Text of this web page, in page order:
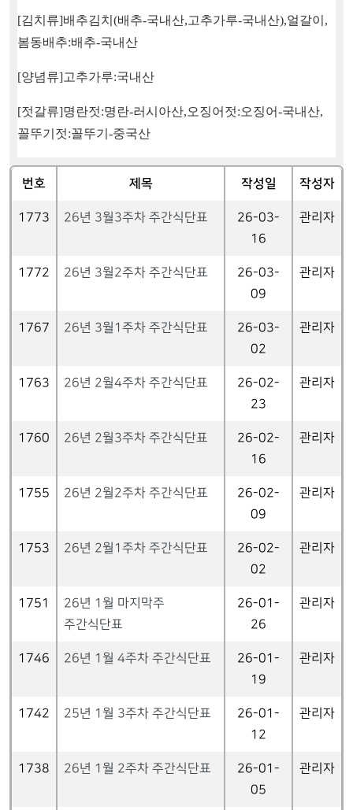
[김치류]배추김치 (배추-국내산,고추가루-국내산),얼갈이 ,
봄동배추:배추-국내산
[양념류]고추가루:국내산
[젓갈류]명란젓:명란-러시아산,오징어젓:오징어-국내산,
꼴뚜기젓:꼴뚜기 -중국산
번호 제목 작성일 작성자
1773 26년 3월3주차 주간식단표
26-03-
16
관리자
1772 26년 3월2주차 주간식단표
26-03-
09
관리자
1767 26년 3월1주차 주간식단표
26-03-
02
관리자
1763 26년 2월4주차 주간식단표
26-02-
23
관리자
1760 26년 2월3주차 주간식단표
26-02-
16
관리자
1755 26년 2월2주차 주간식단표
26-02-
09
관리자
1753 26년 2월1주차 주간식단표
26-02-
02
관리자
1751
26년 1월 마지막주
주간식단표
26-01-
26
관리자
1746 26년 1월 4주차 주간식단표
26-01-
19
관리자
1742 25년 1월 3주차 주간식단표
26-01-
12
관리자
1738 26년 1월 2주차 주간식단표
26-01-
05
관리자